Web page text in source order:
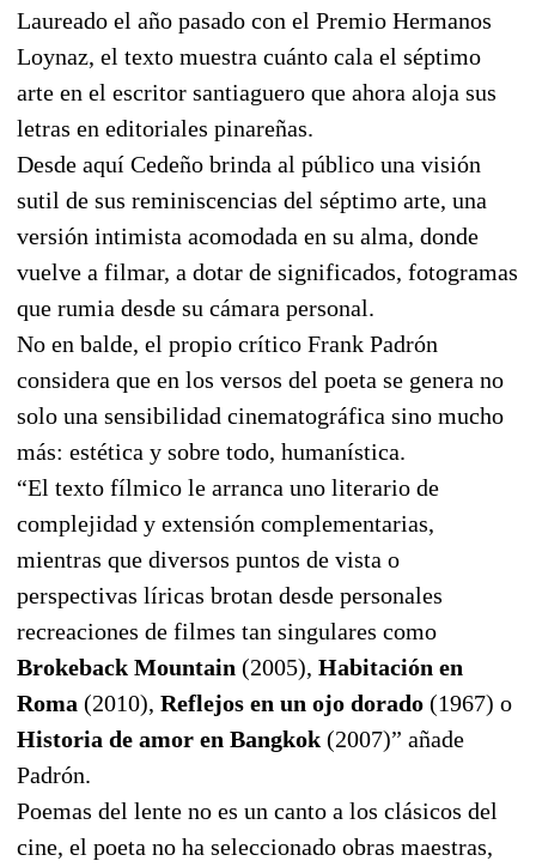
Laureado el año pasado con el Premio Hermanos
Loynaz, el texto muestra cuánto cala el séptimo
arte en el escritor santiaguero que ahora aloja sus
letras en editoriales pinareñas.
Desde aquí Cedeño brinda al público una visión
sutil de sus reminiscencias del séptimo arte, una
versión intimista acomodada en su alma, donde
vuelve a filmar, a dotar de significados, fotogramas
que rumia desde su cámara personal.
No en balde, el propio crítico Frank Padrón
considera que en los versos del poeta se genera no
solo una sensibilidad cinematográfica sino mucho
más: estética y sobre todo, humanística.
“El texto fílmico le arranca uno literario de
complejidad y extensión complementarias,
mientras que diversos puntos de vista o
perspectivas líricas brotan desde personales
recreaciones de filmes tan singulares como
Brokeback Mountain (2005), Habitación en
Roma (2010), Reflejos en un ojo dorado (1967) o
Historia de amor en Bangkok (2007)” añade
Padrón.
Poemas del lente no es un canto a los clásicos del
cine, el poeta no ha seleccionado obras maestras,